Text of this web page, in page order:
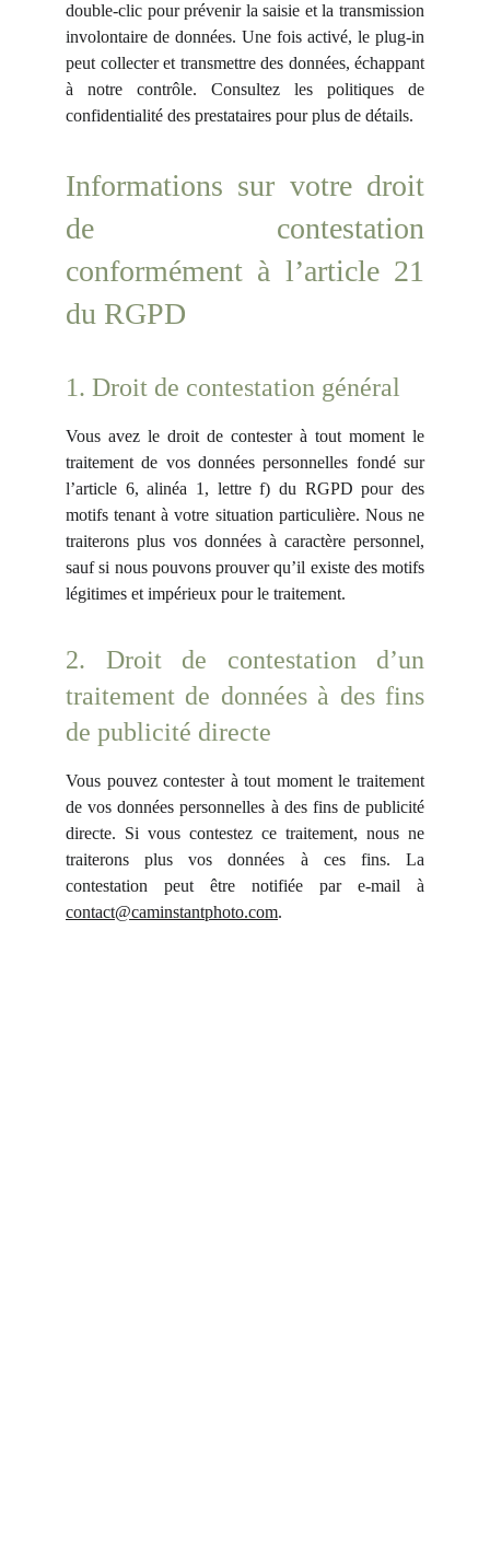
double-clic pour prévenir la saisie et la transmission
involontaire de données. Une fois activé, le plug-in
peut collecter et transmettre des données, échappant
à notre contrôle. Consultez les politiques de
confidentialité des prestataires pour plus de détails.
Informations sur votre droit
de contestation
conformément à l’article 21
du RGPD
1. Droit de contestation général
Vous avez le droit de contester à tout moment le
traitement de vos données personnelles fondé sur
l’article 6, alinéa 1, lettre f) du RGPD pour des
motifs tenant à votre situation particulière. Nous ne
traiterons plus vos données à caractère personnel,
sauf si nous pouvons prouver qu’il existe des motifs
légitimes et impérieux pour le traitement.
2. Droit de contestation d’un
traitement de données à des fins
de publicité directe
Vous pouvez contester à tout moment le traitement
de vos données personnelles à des fins de publicité
directe. Si vous contestez ce traitement, nous ne
traiterons plus vos données à ces fins. La
contestation peut être notifiée par e-mail à
contact@caminstantphoto.com.